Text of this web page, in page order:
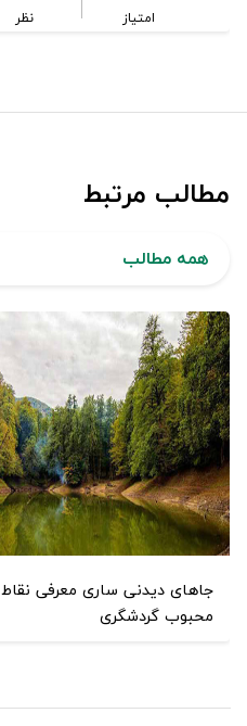
امتیاز نظر
مطالب مرتبط
همه مطالب
جاهای دیدنی ساری معرفی نقاط
محبوب گردشگری